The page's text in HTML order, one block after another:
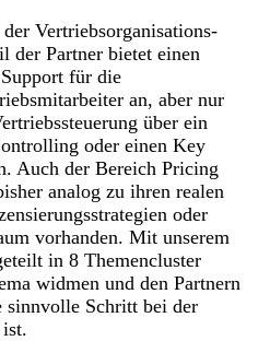
Vertriebsorganisations-
der Partner bietet einen
für die
an, aber nur
über ein
oder einen Key
Auch der Bereich Pricing
analog zu ihren realen
oder
vorhanden. Mit unserem
in 8 Themencluster
widmen und den Partnern
sinnvolle Schritt bei der